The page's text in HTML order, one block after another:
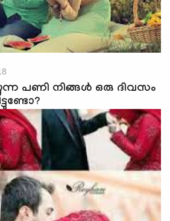
പണി നിങ്ങള്‍ ഒരു ദിവസം